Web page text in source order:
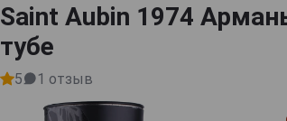
Saint Aubin 1974
тубе
5 1 отзыв